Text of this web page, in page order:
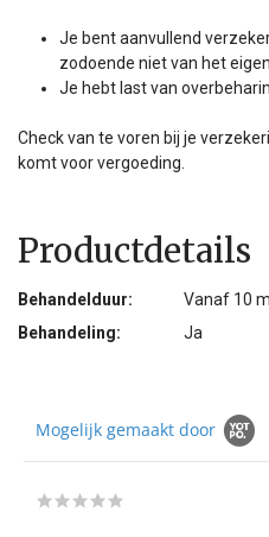
Je bent aanvullend
zodoende niet van het
Je hebt last van
Check van te voren bij je
komt voor vergoeding.
Productdetails
Behandelduur:
Vanaf 10
Behandeling:
Ja
Mogelijk gemaakt door